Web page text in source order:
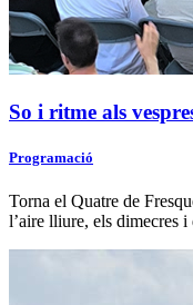
So i ritme als
Programació
Torna el Quatre de
l’aire lliure, els dimecres